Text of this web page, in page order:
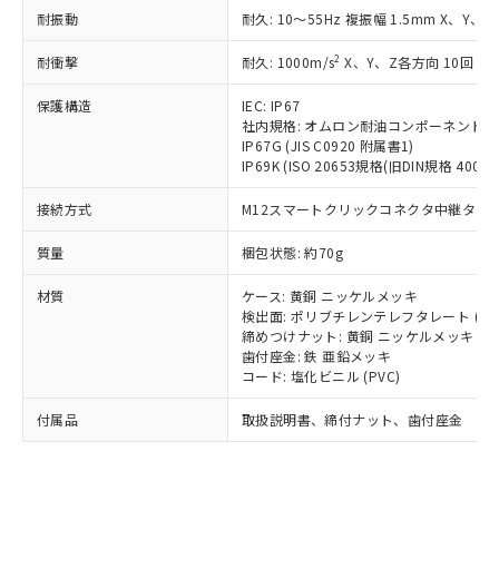
耐振動 耐久: 10～55Hz 複振幅 1.5mm X、Y、Z
耐衝撃 耐久: 1000m/s2 X、Y、Z各方向 10回
保護構造
IEC: IP67
社内規格: オムロン耐油コンポーネント
IP67G (JIS C0920 附属書1)
IP69K (ISO 20653規格(旧DIN規格
接続方式 M12スマートクリックコネクタ中継タイ
質量 梱包状態: 約70g
材質
ケース: 黄銅 ニッケルメッキ
検出面: ポリブチレンテレフタレート
締めつけナット: 黄銅 ニッケルメッキ
歯付座金: 鉄 亜鉛メッキ
コード: 塩化ビニル (PVC)
付属品 取扱説明書、締付ナット、歯付座金
記載している更新日時点での社内デー
タに基づき作成されるものであり、閲
覧された時点での実際の在庫および標
準価格とは異なる場合があることをご
了承ください。
正式な納期状況および標準価格はお客
様のお取引先、またはお客様担当のオ
ムロン制御機器販売店・当社販売員に
ご相談ください。
オムロン制御機器販売店や当社販売拠
販売ネットワーク
」をご確認
在庫状況および標準価格結果を当社の
事前の承諾なく第三者に漏洩または開
示しないようお願いします。
マイパーツ機能（部品リスト作成サー
ビス）をご利用いただくには、I-Web
メンバーズにご登録されている必要が
あります。
六価クロム(Cr(Ⅵ)) 1000ppm以下、ポリ臭化ビフェニル
類(PBB) 1000ppm以下、ポリ臭化ジフェニルエーテル類
(PBDE) 1000ppm以下、フタル酸ビス(2-エチルヘキシ
ル) (DEHP)(別名：DOP) 1000ppm以下、フタル酸ブチ
ルベンジル（BBP） 1000ppm以下、フタル酸ジブチル
（DBP） 1000ppm以下、フタル酸ジイソブチル
適用除外項目は除く。
フタル酸エステル類の４物質については閾値を超える意
図的な使用がないことを確認しています。
部品在庫の切り替え状況などにより、予定
月が前後することがあります。
*中国RoHS10物質の基準値 (GB/T26572)：
Pb(鉛) :1000ppm、 Hg(水銀) : 1000ppm、 Cd(カドミウ
Cr(Ⅵ)(六価クロム) : 1000ppm、 PBBs(ポリ臭化ビフェ
ニル類) : 1000ppm、 PBDEs(ポリ臭化ジフェニルエーテ
DBP(フタル酸ジブチル) : 1000ppm、 DIBP(フタル酸ジ
イソブチル) : 1000ppm、 BBP(フタル酸ブチルベンジ
DEHP(フタル酸ビス(2-エチルヘキシル)) : 1000ppm
※2 環境保護使用期限
「ｅ」：有害物質（10物質）のすべてが基
準値以下であることを示します。
「10」：通常の使用状況下において有害物
質が外部に漏えいし、環境に深刻な影響を
及ぼさない年数を意味します。
「－」：未確認です。当社販売部門へお問
（以下｢規制貨物等」という）を輸出
または国外への提供する場合は、日本
国政府の輸出許可(または役務取引許
可)を取得するなどの必要な手続きを
当社は規制貨物を破棄する場合は、完
全に破砕するなど、違法に輸出されな
いよう必要な手段を講じます。
当社は貴社製品を、核兵器、ミサイ
武器並びにこれらの製造装置等に一切
使用いたしません。
当社は、貴社製品を第三者に販売する
場合は、上記1、2および3の内容を当
該第三者に通知します。また当社は、
販売先および販売に係わる関係者が違
法に輸出するおそれがある場合は、取
り引きをいたしません。
一定数以上の在庫あり
一定数には満たないが在庫あり
在庫なし(最新の在庫状況につ
いては、お客様のお取引先、ま
たはお客様担当のオムロン制御
機器販売店・当社販売員にご確
認ください)
受注生産機種、また在庫状況の
情報を公開していない機種